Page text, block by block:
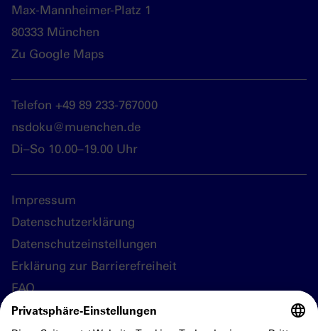
Max-Mannheimer-Platz 1
80333 München
Zu Google Maps
Telefon +49 89 233-767000
nsdoku@muenchen.de
Di–So 10.00–19.00 Uhr
Impressum
Datenschutzerklärung
Datenschutzeinstellungen
Erklärung zur Barrierefreiheit
FAQ